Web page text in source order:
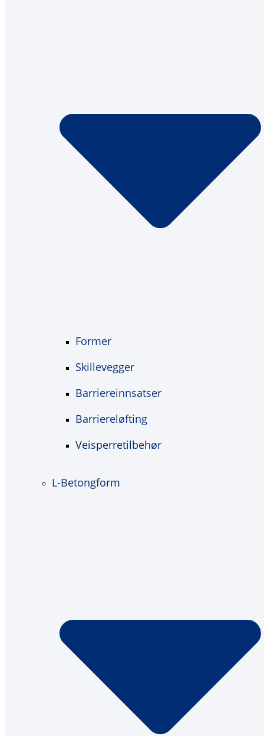
Former
Skillevegger
Barriereinnsatser
Barriereløfting
Veisperretilbehør
L-Betongform